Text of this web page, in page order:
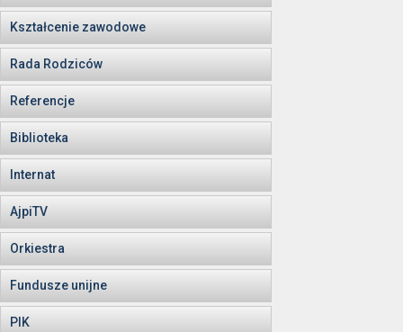
Kształcenie zawodowe
Rada Rodziców
Referencje
Biblioteka
Internat
AjpiTV
Orkiestra
Fundusze unijne
PIK